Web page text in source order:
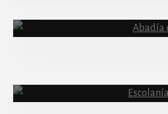
Content